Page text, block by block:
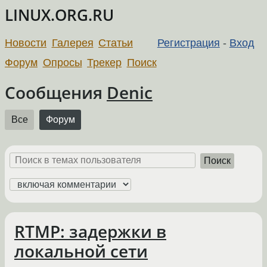
LINUX.ORG.RU
Регистрация - Вход
Новости Галерея Статьи
Форум Опросы Трекер Поиск
Сообщения Denic
Все Форум
Поиск
RTMP: задержки в
локальной сети